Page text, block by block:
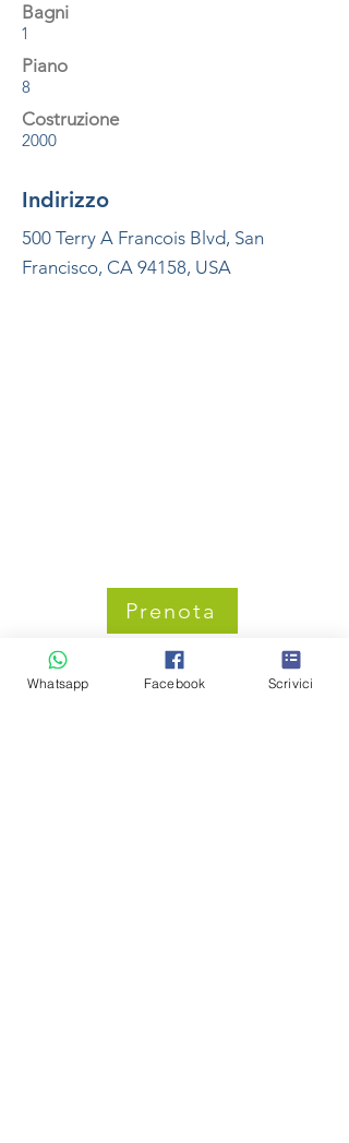
Bagni
1
Piano
8
Costruzione
2000
Indirizzo
500 Terry A Francois Blvd, San
Francisco, CA 94158, USA
Prenota
Whatsapp Facebook Scrivici